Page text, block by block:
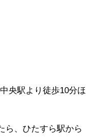
央駅より徒歩10分ほ
ら、ひたすら駅から